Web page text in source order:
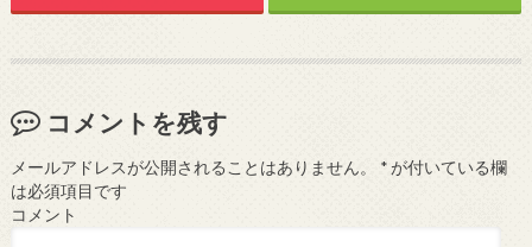
コメントを残す
メールアドレスが公開されることはありません。 *が付いている欄
は必須項目です
コメント